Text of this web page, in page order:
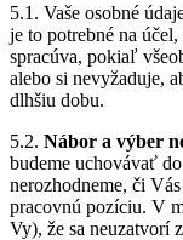
5.1. Vaše osobné
je to potrebné na
spracúva, pokiaľ
alebo si nevyžaduje,
dlhšiu dobu.
5.2. Nábor a výber
budeme uchovávať
nerozhodneme, či
pracovnú pozíciu. V
Vy), že sa neuzatvorí